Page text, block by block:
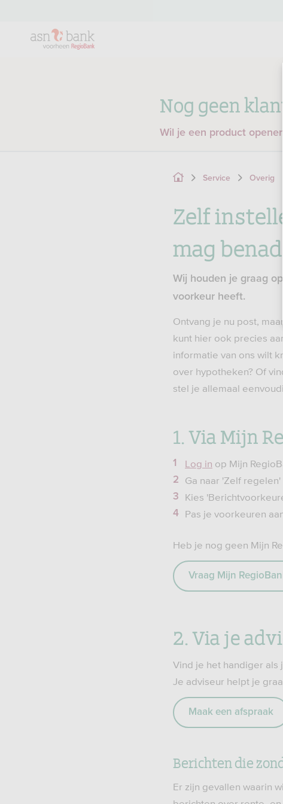
Nog geen
Wil je een product
Service Overig
Zelf
mag
Wij houden je graag
voorkeur heeft.
Ontvang je nu post,
kunt hier ook precies
informatie van ons wilt
over hypotheken? Of
stel je allemaal
1. Via Mijn
Log in op Mijn
Ga naar 'Zelf regelen'
Kies
Pas je voorkeuren
Heb je nog geen Mijn
Vraag Mijn
2. Via je
Vind je het handiger als
Je adviseur helpt je
Maak een afspraak
Berichten die
Er zijn gevallen waarin